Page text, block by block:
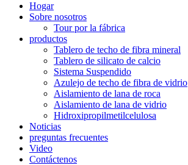
Hogar
Sobre nosotros
Tour por la fábrica
productos
Tablero de techo de fibra mineral
Tablero de silicato de calcio
Sistema Suspendido
Azulejo de techo de fibra de vidrio
Aislamiento de lana de roca
Aislamiento de lana de vidrio
Hidroxipropilmetilcelulosa
Noticias
preguntas frecuentes
Video
Contáctenos